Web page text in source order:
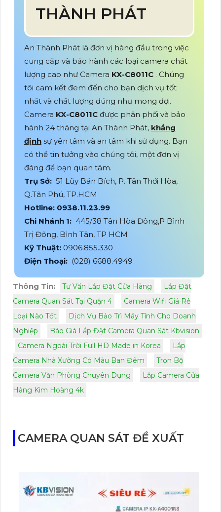
THÀNH PHÁT
An Thành Phát là đơn vị hàng đầu trong việc
cung cấp và bảo hành các loại camera chất
lượng cao như Camera KX-C8011C . Chúng
tôi cam kết đem đến cho bạn dịch vụ tốt
nhất và chất lượng đúng như mong đợi.
Camera KX-C8011C được phân phối và bảo
hành 24 tháng tại An Thành Phát, khẳng
định sự yên tâm và an tâm khi sử dụng. Bạn
có thể tin tưởng vào chúng tôi, một đơn vị
đáng để bạn quan tâm.
Trụ Sở: 51 Lũy Bán Bích, P. Tân Thới Hòa,
Q.Tân Phú, TP.HCM
Hotline: 0938.11.23.99
Chi Nhánh 1: 445/38 Tân Hòa Đông,P Bình
Trị Đông, Bình Tân, TP HCM
Kỹ Thuật: 0906.855.330
Điện Thoại: (028) 6688.4949
Thông Tin: Tư Vấn Lắp Đặt Cửa Hàng
Lắp Đặt
Camera Quan Sát Tại Quận 4
Camera Wifi Giá Rẻ
Loại Nào Tốt
Dịch Vụ Bảo Trì Máy Tính Cho Doanh
Nghiệp
Báo Giá Lắp Đặt Camera Quan Sát Kbvision
Camera Ngoài Trời Full HD Made in Korea
Lắp
Camera Nhà Xưởng Có Màu Ban Đêm
Trọn Bộ
Camera Văn Phòng Chuyên Dụng
Lắp Camera Cửa
Hàng Kim Hoàng 4k
CAMERA QUAN SÁT ĐỀ XUẤT